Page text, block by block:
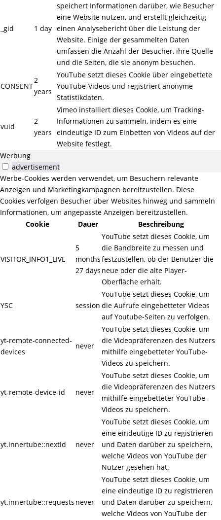
_gid 1 day
speichert Informationen darüber, wie Besucher
eine Website nutzen, und erstellt gleichzeitig
einen Analysebericht über die Leistung der
Website. Einige der gesammelten Daten
umfassen die Anzahl der Besucher, ihre Quelle
und die Seiten, die sie anonym besuchen.
CONSENT
2
years
YouTube setzt dieses Cookie über eingebettete
YouTube-Videos und registriert anonyme
Statistikdaten.
vuid
2
years
Vimeo installiert dieses Cookie, um Tracking-
Informationen zu sammeln, indem es eine
eindeutige ID zum Einbetten von Videos auf der
Website festlegt.
Werbung
advertisement
Werbe-Cookies werden verwendet, um Besuchern relevante
Anzeigen und Marketingkampagnen bereitzustellen. Diese
Cookies verfolgen Besucher über Websites hinweg und sammeln
Informationen, um angepasste Anzeigen bereitzustellen.
Cookie
Dauer Beschreibung
VISITOR_INFO1_LIVE
5
months
27 days
YouTube setzt dieses Cookie, um
die Bandbreite zu messen und
festzustellen, ob der Benutzer die
neue oder die alte Player-
Oberfläche erhält.
YSC session
YouTube setzt dieses Cookie, um
die Aufrufe eingebetteter Videos
auf Youtube-Seiten zu verfolgen.
yt-remote-connected-
devices
never
YouTube setzt dieses Cookie, um
die Videopräferenzen des Nutzers
mithilfe eingebetteter YouTube-
Videos zu speichern.
yt-remote-device-id never
YouTube setzt dieses Cookie, um
die Videopräferenzen des Nutzers
mithilfe eingebetteter YouTube-
Videos zu speichern.
yt.innertube::nextId never
YouTube setzt dieses Cookie, um
eine eindeutige ID zu registrieren
und Daten darüber zu speichern,
welche Videos von YouTube der
Nutzer gesehen hat.
yt.innertube::requests never
YouTube setzt dieses Cookie, um
eine eindeutige ID zu registrieren
und Daten darüber zu speichern,
welche Videos von YouTube der